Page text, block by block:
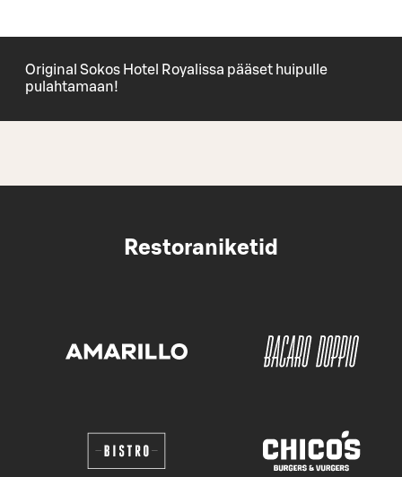
Original Sokos Hotel Royalissa pääset huipulle
pulahtamaan!
Restoraniketid